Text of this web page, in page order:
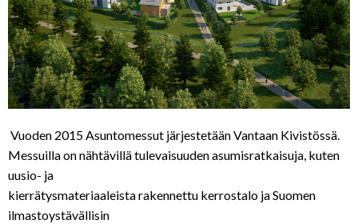
Vuoden 2015 Asuntomessut järjestetään Vantaan Kivistössä.
Messuilla on nähtävillä tulevaisuuden asumisratkaisuja, kuten
uusio- ja
kierrätysmateriaaleista rakennettu kerrostalo ja Suomen
ilmastoystävällisin